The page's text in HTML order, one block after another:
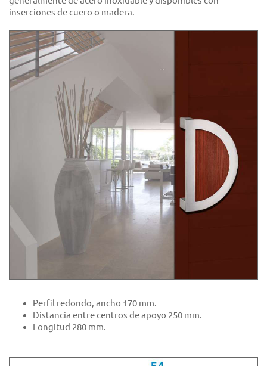
inserciones de cuero o madera.
Perfil redondo, ancho 170 mm.
Distancia entre centros de apoyo 250 mm.
Longitud 280 mm.